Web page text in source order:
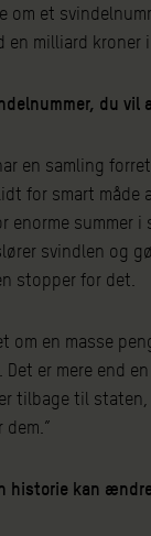
om et
en milliard kroner
du vil
en samling
for smart måde
enorme summer i
svindlen og
stopper for det.
om en masse
er mere end
tilbage til
historie kan